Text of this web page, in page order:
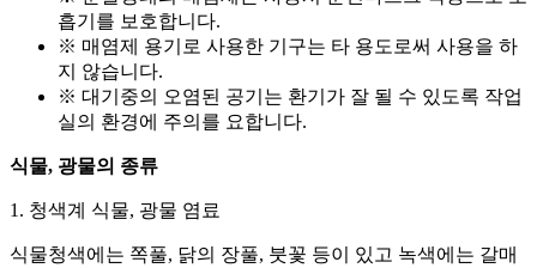
흡기를 보호합니다.
※ 매염제 용기로 사용한 기구는 타 용도로써 사용을 하
지 않습니다.
※ 대기중의 오염된 공기는 환기가 잘 될 수 있도록 작업
실의 환경에 주의를 요합니다.
식물, 광물의 종류
1. 청색계 식물, 광물 염료
식물청색에는 쪽풀, 닭의 장풀, 붓꽃 등이 있고 녹색에는 갈매